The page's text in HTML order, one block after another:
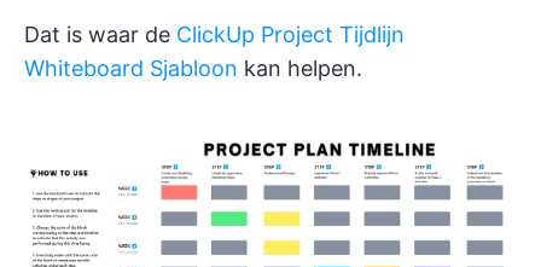
Dat is waar de ClickUp Project Tijdlijn
Whiteboard Sjabloon kan helpen.